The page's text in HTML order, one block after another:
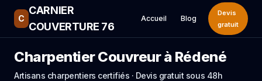
C
CARNIER
COUVERTURE 76
Accueil Blog
Devis
gratuit
Charpentier Couvreur à Rédené
Artisans charpentiers certifiés · Devis gratuit sous 48h